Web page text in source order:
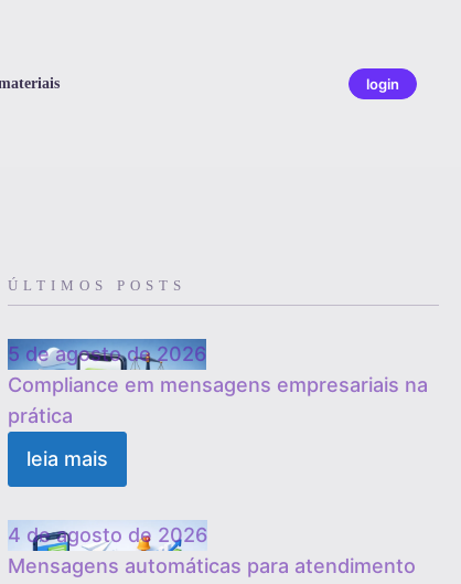
login
ÚLTIMOS POSTS
5 de agosto de 2026
Compliance em mensagens empresariais na
prática
leia mais
4 de agosto de 2026
Mensagens automáticas para atendimento